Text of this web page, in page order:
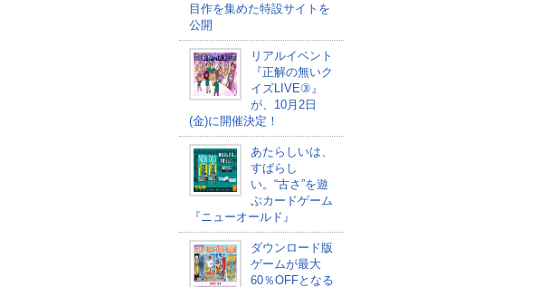
目作を集めた特設サイトを
公開
リアルイベント
『正解の無いク
イズLIVE③』
が、10月2日
(金)に開催決定！
あたらしいは、
すばらし
い。“古さ”を遊
ぶカードゲーム
『ニューオールド』
ダウンロード版
ゲームが最大
60％OFFとなる